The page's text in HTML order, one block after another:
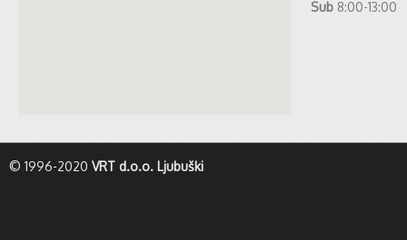
Sub 8:00-13:00
© 1996-2020 VRT d.o.o. Ljubuški